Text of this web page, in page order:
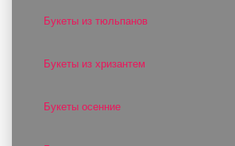
Букеты из тюльпанов
Букеты из хризантем
Букеты осенние